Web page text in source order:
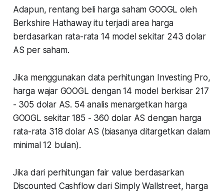
Adapun, rentang beli harga saham GOOGL oleh
Berkshire Hathaway itu terjadi area harga
berdasarkan rata-rata 14 model sekitar 243 dolar
AS per saham.
Jika menggunakan data perhitungan Investing Pro,
harga wajar GOOGL dengan 14 model berkisar 217
- 305 dolar AS. 54 analis menargetkan harga
GOOGL sekitar 185 - 360 dolar AS dengan harga
rata-rata 318 dolar AS (biasanya ditargetkan dalam
minimal 12 bulan).
Jika dari perhitungan fair value berdasarkan
Discounted Cashflow dari Simply Wallstreet, harga